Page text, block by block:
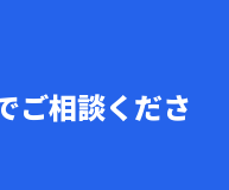
ご相談くださ